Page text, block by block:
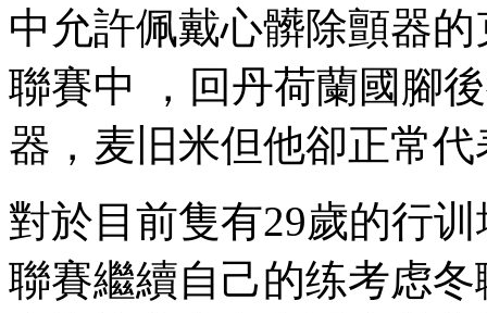
中允許佩戴心髒除顫器的
聯賽中 ，回丹荷蘭國腳
器 ，麦旧米但他卻正常代
對於目前隻有29歲的行训
聯賽繼續自己的练考虑冬職